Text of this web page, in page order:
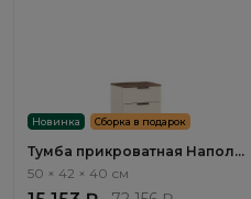
Новинка Сборка в подарок
Тумба прикроватная Наполи
/ Napoli NP001.4
50 × 42 × 40 см